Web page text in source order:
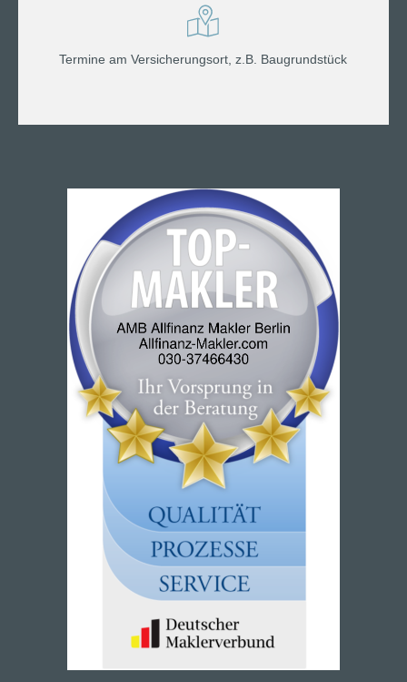
Termine am Versicherungsort, z.B. Baugrundstück